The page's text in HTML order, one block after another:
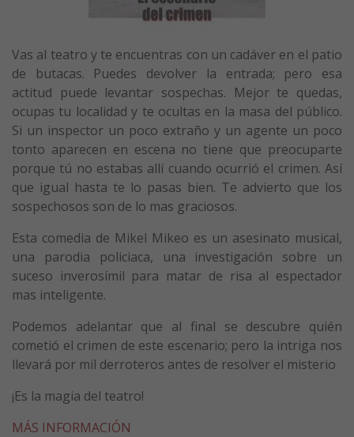
Vas al teatro y te encuentras con un cadáver en el patio
de butacas. Puedes devolver la entrada; pero esa
actitud puede levantar sospechas. Mejor te quedas,
ocupas tu localidad y te ocultas en la masa del público.
Si un inspector un poco extraño y un agente un poco
tonto aparecen en escena no tiene que preocuparte
porque tú no estabas allí cuando ocurrió el crimen. Así
que igual hasta te lo pasas bien. Te advierto que los
sospechosos son de lo mas graciosos.
Esta comedia de Mikel Mikeo es un asesinato musical,
una parodia policiaca, una investigación sobre un
suceso inverosímil para matar de risa al espectador
mas inteligente.
Podemos adelantar que al final se descubre quién
cometió el crimen de este escenario; pero la intriga nos
llevará por mil derroteros antes de resolver el misterio
¡Es la magia del teatro!
MÁS INFORMACIÓN